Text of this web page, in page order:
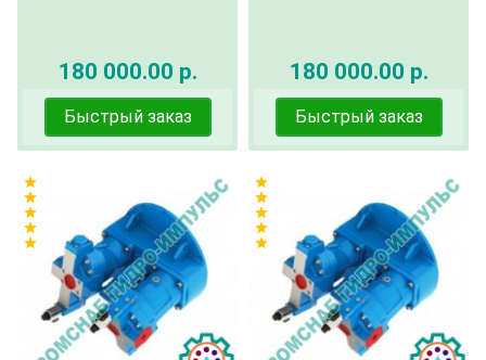
180 000.00 р.
Быстрый заказ
180 000.00 р.
Быстрый заказ
star
star
star
star
star
star
star
star
star
star